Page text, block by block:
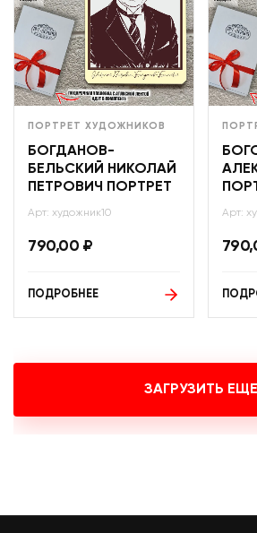
ПОРТРЕТ ХУДОЖНИКОВ
БОГДАНОВ-
БЕЛЬСКИЙ НИКОЛАЙ
ПЕТРОВИЧ ПОРТРЕТ
Арт: художник10
790,00 ₽
ПОДРОБНЕЕ
Арт:
ЗАГРУЗИТЬ ЕЩЕ